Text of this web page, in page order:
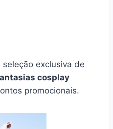
exclusiva de
cosplay
promocionais.